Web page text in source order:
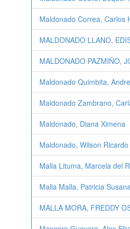
Maldonado Correa, Carlos
MALDONADO LLANO,
MALDONADO PAZMIÑO,
Maldonado Quimbita,
Maldonado Zambrano,
Maldonado, Diana Ximena
Maldonado, Wilson
Malla Lituma, Marcela del
Malla Malla, Patricia
MALLA MORA, FREDDY